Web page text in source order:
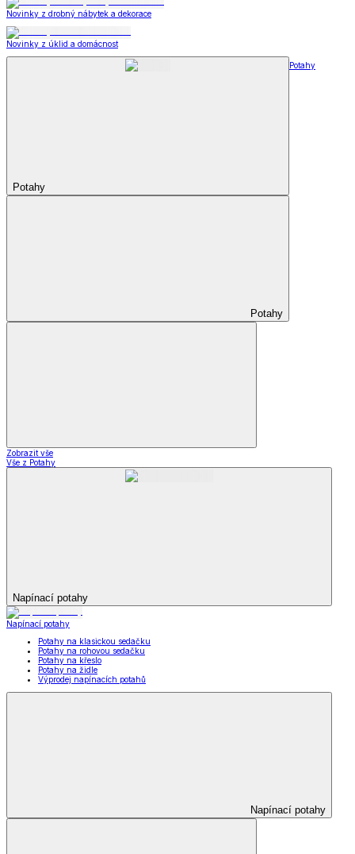
Novinky z drobný nábytek a dekorace
Novinky z úklid a domácnost
Potahy
Potahy
Potahy
Zobrazit vše
Vše z Potahy
Napínací potahy
Napínací potahy
Potahy na klasickou sedačku
Potahy na rohovou sedačku
Potahy na křeslo
Potahy na židle
Výprodej napínacích potahů
Napínací potahy